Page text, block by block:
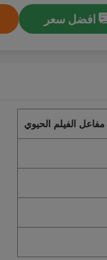
افضل سعر
مفاعل الفيلم الحيوي